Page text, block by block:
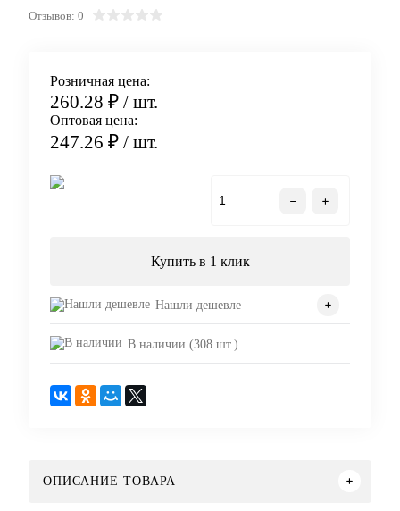
Отзывов: 0
Розничная цена:
260.28 ₽ / шт.
Оптовая цена:
247.26 ₽ / шт.
Купить в 1 клик
Нашли дешевле
В наличии (308 шт.)
ОПИСАНИЕ ТОВАРА